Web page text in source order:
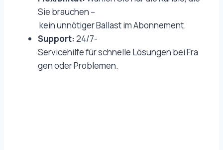
Sie brauchen –
kein unnötiger Ballast im Abonnement.
Support:24/7-
Servicehilfe für schnelle Lösungen bei Fra
gen oder Problemen.